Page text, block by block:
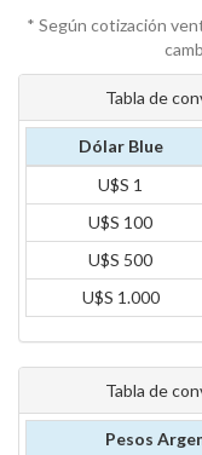
* Según cotización
Tabla de
Dólar Blue
U$S 1
U$S 100
U$S 500
U$S 1.000
Tabla de
Pesos